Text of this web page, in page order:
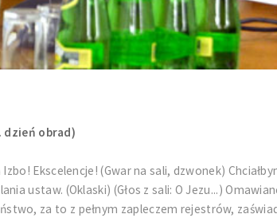
dzień obrad)
Ekscelencje! (Gwar na sali, dzwonek)
ustaw. (Oklaski) (Głos z sali: O Jezu...)
za to z pełnym zapleczem rejestrów,